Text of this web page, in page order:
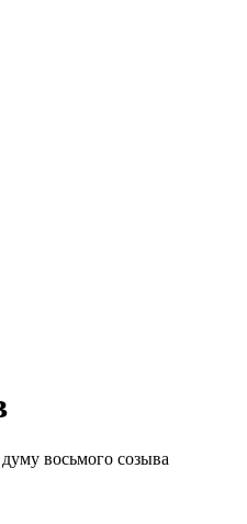
восьмого созыва